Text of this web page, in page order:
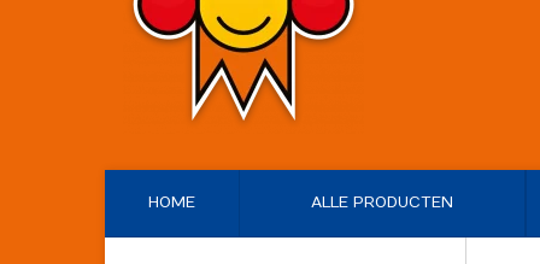
HOME ALLE PRODUCTEN